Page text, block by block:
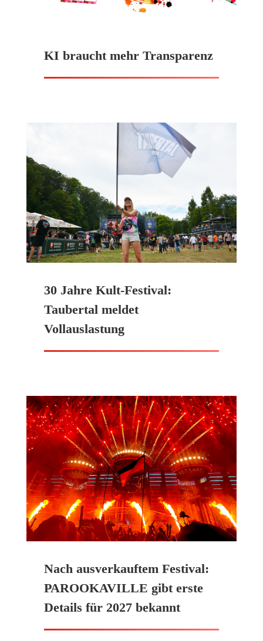
KI braucht mehr Transparenz
30 Jahre Kult-Festival:
Taubertal meldet
Vollauslastung
Nach ausverkauftem Festival:
PAROOKAVILLE gibt erste
Details für 2027 bekannt